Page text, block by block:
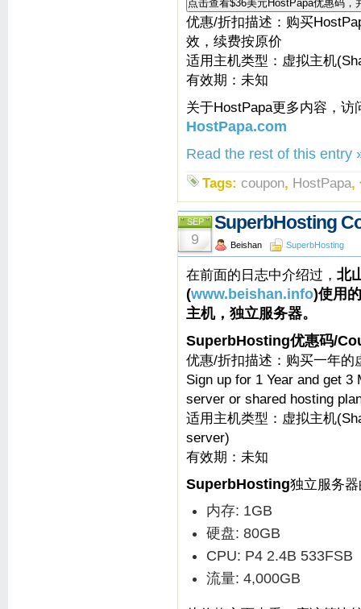
优惠/折扣描述：购买
效，续费按原价
适用主机类型：虚拟主机
有效期：未知
关于HostPapa更多内容，
HostPapa.com
Read the rest of this entry
Tags: coupon, HostPapa,
SEP
9
SuperbHosting
Beishan SuperbHosting
在前面的日志中介绍过， 北
(www.beishan.info)使用
主机，独立服务器。
SuperbHosting优惠码/
优惠/折扣描述：购买一年的
Sign up for 1 Year and get
server or shared hosting
适用主机类型：虚拟主机
server)
有效期：未知
SuperbHosting独立服务
内存: 1GB
硬盘: 80GB
CPU: P4 2.4B 533FSB
流量: 4,000GB